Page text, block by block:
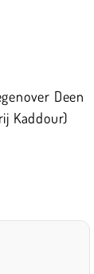
Deen
Kaddour)